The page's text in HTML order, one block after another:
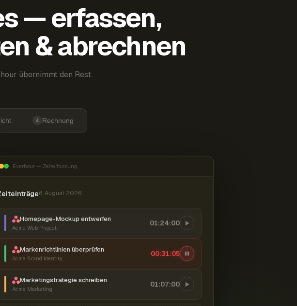
— erfassen,
& abrechnen
übernimmt den Rest.
4 Rechnung
Everhour — Zeiterfassung
6. August 2026
Homepage-Mockup entwerfen
Acme Web Project
01:24:00
Markenrichtlinien überprüfen
Acme Brand Identity
00:31:06
Marketingstrategie schreiben
Acme Marketing
01:07:00